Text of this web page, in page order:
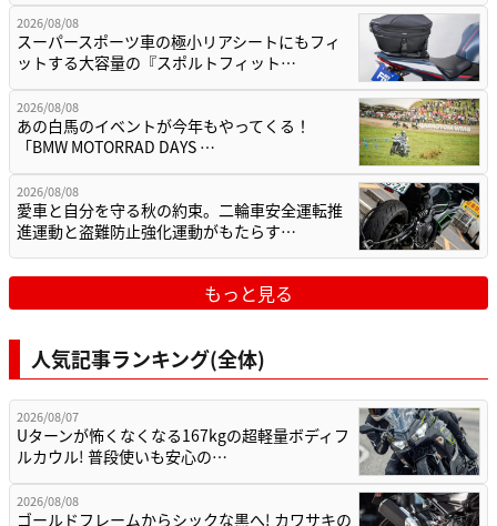
2026/08/08
スーパースポーツ車の極小リアシートにもフィ
ットする大容量の『スポルトフィット…
2026/08/08
あの白馬のイベントが今年もやってくる！
「BMW MOTORRAD DAYS …
2026/08/08
愛車と自分を守る秋の約束。二輪車安全運転推
進運動と盗難防止強化運動がもたらす…
もっと見る
人気記事ランキング(全体)
2026/08/07
Uターンが怖くなくなる167kgの超軽量ボディフ
ルカウル! 普段使いも安心の…
2026/08/08
ゴールドフレームからシックな黒へ! カワサキの